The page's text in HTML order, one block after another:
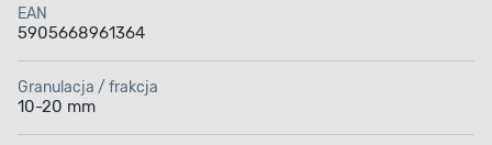
EAN
5905668961364
Granulacja / frakcja
10-20 mm